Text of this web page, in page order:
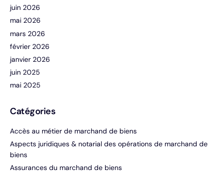
juin 2026
mai 2026
mars 2026
février 2026
janvier 2026
juin 2025
mai 2025
Catégories
Accès au métier de marchand de biens
Aspects juridiques & notarial des opérations de marchand de
biens
Assurances du marchand de biens